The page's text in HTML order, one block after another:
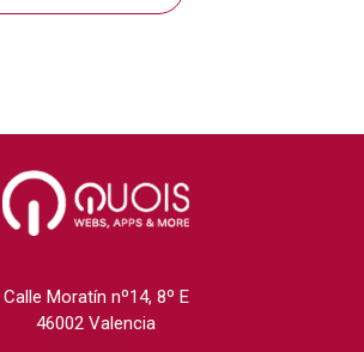
Calle Moratín nº14, 8º E
46002 Valencia